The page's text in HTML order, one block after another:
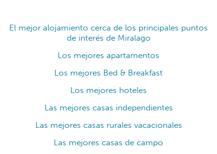
El mejor alojamiento cerca de los principales puntos
de interés de Miralago
Los mejores apartamentos
Los mejores Bed & Breakfast
Los mejores hoteles
Las mejores casas independientes
Las mejores casas rurales vacacionales
Las mejores casas de campo